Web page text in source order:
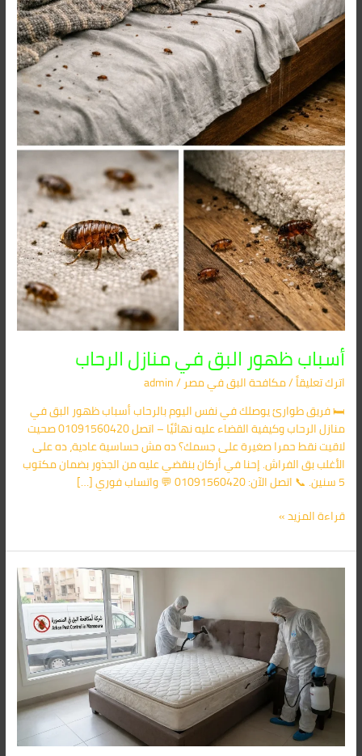
أسباب ظهور البق في منازل الرحاب
اترك تعليقاً/مكافحة البق​ في مصر/
admin
🛏️ فريق طوارئ يوصلك في نفس اليوم بالرحاب أسباب ظهور البق في
منازل الرحاب وكيفية القضاء عليه نهائيًا – اتصل 01091560420 صحيت
لاقيت نقط حمرا صغيرة على جسمك؟ ده مش حساسية عادية، ده على
الأغلب بق الفراش. إحنا في أركان بنقضي عليه من الجذور بضمان مكتوب
5 سنين. 📞 اتصل الآن: 01091560420 💬 واتساب فوري […]
قراءة المزيد »
الفراش
غرف
النوم
بروكسي